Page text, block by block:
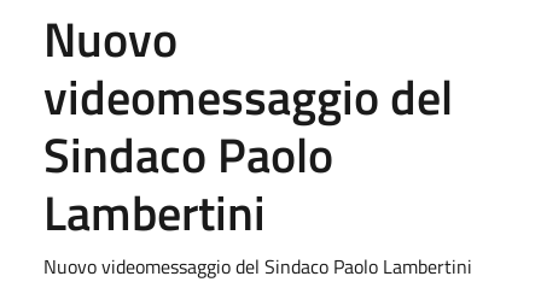
Nuovo
videomessaggio del
Sindaco Paolo
Lambertini
Nuovo videomessaggio del Sindaco Paolo Lambertini